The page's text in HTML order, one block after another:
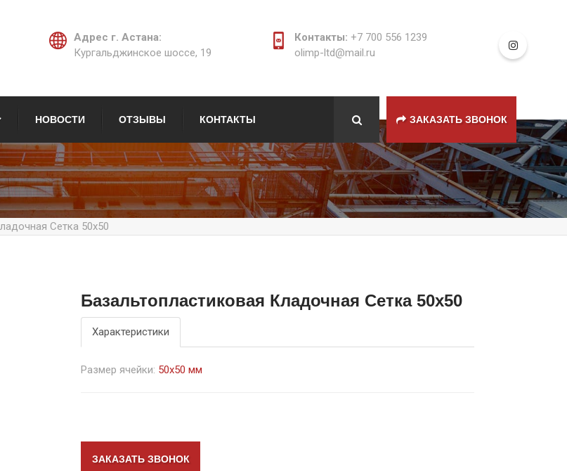
Адрес г. Астана:
Кургальджинское шоссе, 19
Контакты: +7 700 556 1239
olimp-ltd@mail.ru
НОВОСТИ ОТЗЫВЫ КОНТАКТЫ ЗАКАЗАТЬ ЗВОНОК
Сетка 50х50
Базальтопластиковая Кладочная Сетка 50х50
Характеристики
Размер ячейки: 50х50 мм
ЗАКАЗАТЬ ЗВОНОК